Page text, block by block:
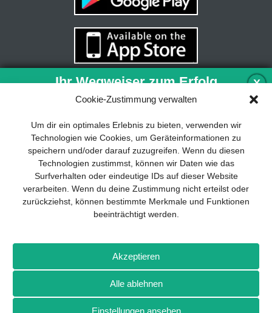
Cookie-Zustimmung verwalten
Um dir ein optimales Erlebnis zu bieten, verwenden wir
Technologien wie Cookies, um Geräteinformationen zu
speichern und/oder darauf zuzugreifen. Wenn du diesen
Technologien zustimmst, können wir Daten wie das
Surfverhalten oder eindeutige IDs auf dieser Website
verarbeiten. Wenn du deine Zustimmung nicht erteilst oder
zurückziehst, können bestimmte Merkmale und Funktionen
beeinträchtigt werden.
Akzeptieren
Alle ablehnen
Einstellungen ansehen
Impressum Datenschutz Kontakt Drones+
Magazin-
Mediadaten
Weitere Magazine von Wellhausen & Marquardt Medien
X
Ihr Wegweiser zum Erfolg
nachhaltigen Geschäftsmodells sind für
jedes Unternehmen unverzichtbar. Das
Business Model Canvas hilft, sich dabei
auf das Wesentliche zu konzentrieren
und stets im Blick zu behalten, worauf es
wirklich ankommt.
Abonnieren Sie unseren kostenlosen
herunter: „Vom Produkt zum Business: